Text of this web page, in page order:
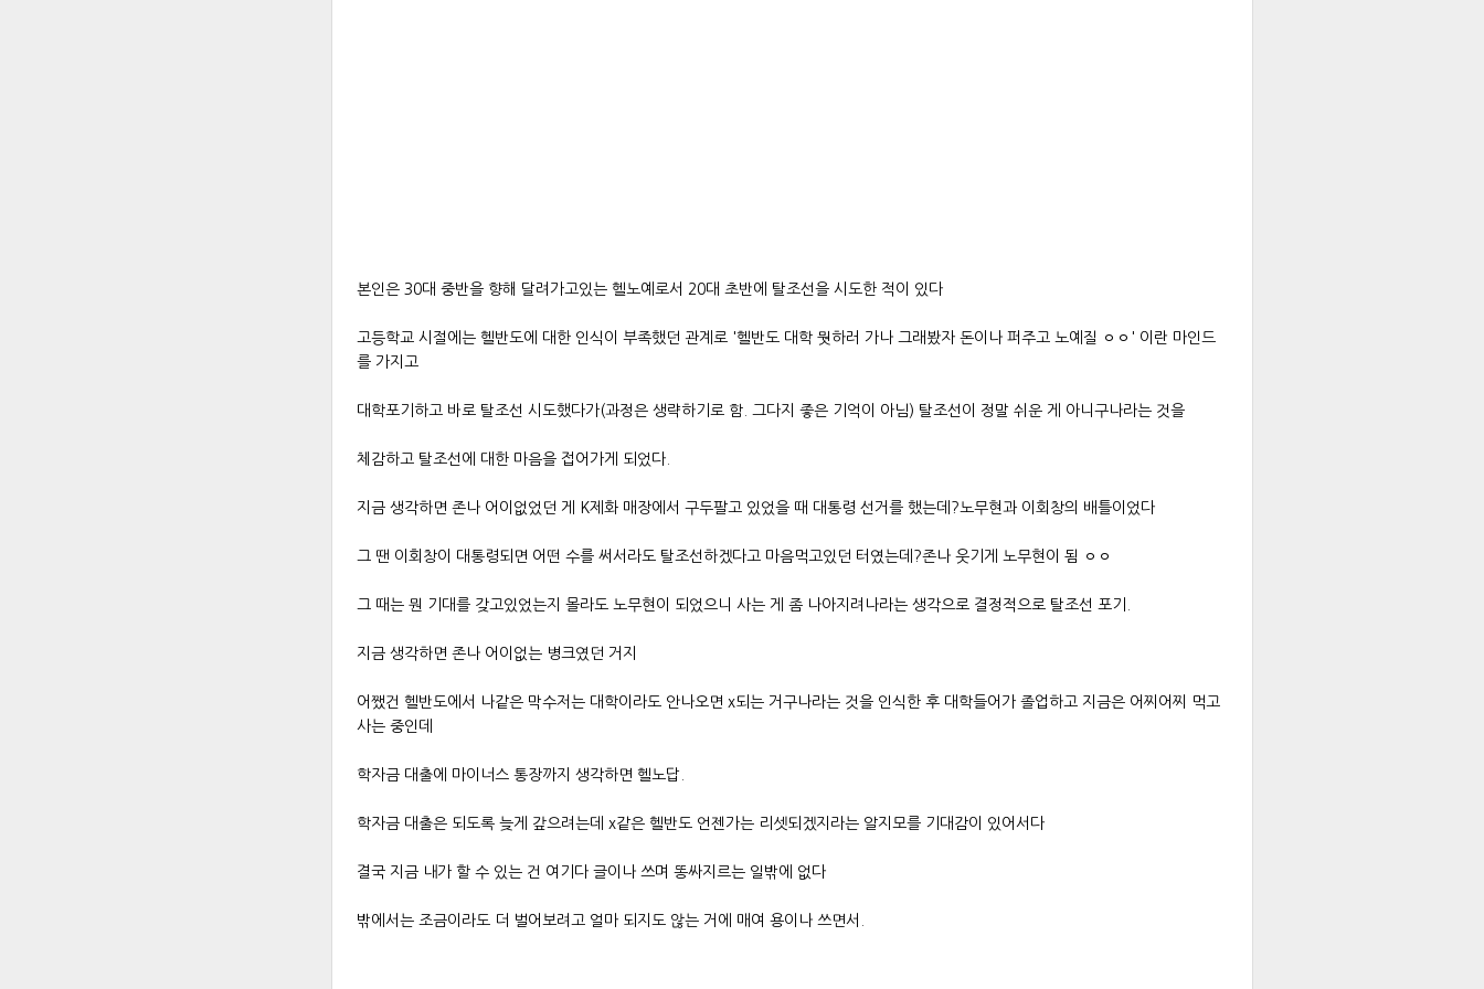
본인은 30대 중반을 향해 달려가고있는 헬노예로서 20대 초반에 탈조선을 시도한 적이 있다
고등학교 시절에는 헬반도에 대한 인식이 부족했던 관계로 '헬반도 대학 뭣하러 가나 그래봤자 돈이나 퍼주고 노예질 ㅇㅇ' 이란 마인드
를 가지고
대학포기하고 바로 탈조선 시도했다가(과정은 생략하기로 함. 그다지 좋은 기억이 아님) 탈조선이 정말 쉬운 게 아니구나라는 것을
체감하고 탈조선에 대한 마음을 접어가게 되었다.
지금 생각하면 존나 어이없었던 게 K제화 매장에서 구두팔고 있었을 때 대통령 선거를 했는데?노무현과 이회창의 배틀이었다
그 땐 이회창이 대통령되면 어떤 수를 써서라도 탈조선하겠다고 마음먹고있던 터였는데?존나 웃기게 노무현이 됨 ㅇㅇ
그 때는 뭔 기대를 갖고있었는지 몰라도 노무현이 되었으니 사는 게 좀 나아지려나라는 생각으로 결정적으로 탈조선 포기.
지금 생각하면 존나 어이없는 병크였던 거지
어쨌건 헬반도에서 나같은 막수저는 대학이라도 안나오면 x되는 거구나라는 것을 인식한 후 대학들어가 졸업하고 지금은 어찌어찌 먹고
사는 중인데
학자금 대출에 마이너스 통장까지 생각하면 헬노답.
학자금 대출은 되도록 늦게 갚으려는데 x같은 헬반도 언젠가는 리셋되겠지라는 알지모를 기대감이 있어서다
결국 지금 내가 할 수 있는 건 여기다 글이나 쓰며 똥싸지르는 일밖에 없다
밖에서는 조금이라도 더 벌어보려고 얼마 되지도 않는 거에 매여 용이나 쓰면서.